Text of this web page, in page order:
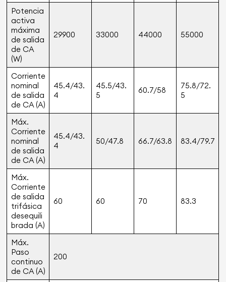
Potencia
activa
máxima
de salida
de CA
(W)
29900 33000 44000 55000
Corriente
nominal
de salida
de CA (A)
45.4/43.
4
45.5/43.
5
60.7/58
75.8/72.
5
Máx.
Corriente
nominal
de salida
de CA (A)
45.4/43.
4
50/47.8 66.7/63.8 83.4/79.7
Máx.
Corriente
de salida
trifásica
desequili
brada (A)
60 60 70 83.3
Máx.
Paso
continuo
de CA (A)
200